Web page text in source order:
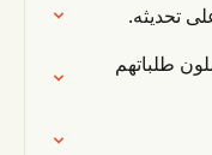
تحديثه.
طلباتهم